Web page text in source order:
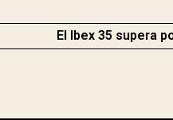
El Ibex 35 supera